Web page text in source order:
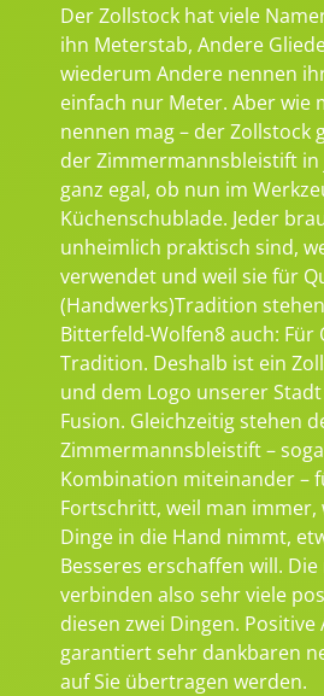
Der Zollstock hat viele
ihn Meterstab, Andere
wiederum Andere nennen
einfach nur Meter. Aber wie
nennen mag – der Zollstock
der Zimmermannsbleistift in
ganz egal, ob nun im
Küchenschublade. Jeder
unheimlich praktisch sind,
verwendet und weil sie für
(Handwerks)Tradition
Bitterfeld-Wolfen8 auch: Für
Tradition. Deshalb ist ein
und dem Logo unserer
Fusion. Gleichzeitig stehen
Zimmermannsbleistift –
Kombination miteinander –
Fortschritt, weil man immer,
Dinge in die Hand nimmt,
Besseres erschaffen will.
verbinden also sehr viele
diesen zwei Dingen. Positive
garantiert sehr dankbaren
auf Sie übertragen werden.